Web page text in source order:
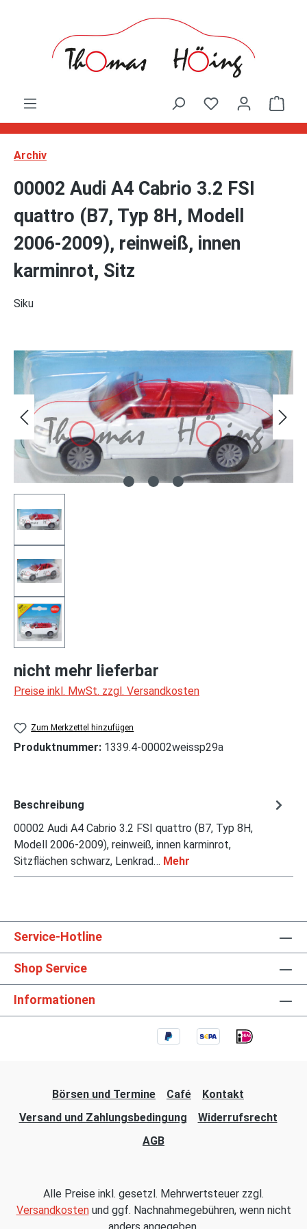
Archiv
00002 Audi A4 Cabrio 3.2 FSI
quattro (B7, Typ 8H, Modell
2006-2009), reinweiß, innen
karminrot, Sitz
Siku
nicht mehr lieferbar
Preise inkl. MwSt. zzgl. Versandkosten
Zum Merkzettel hinzufügen
Produktnummer: 1339.4-00002weissp29a
Beschreibung
00002 Audi A4 Cabrio 3.2 FSI quattro (B7, Typ 8H,
Modell 2006-2009), reinweiß, innen karminrot,
Sitzflächen schwarz, Lenkrad… Mehr
Service-Hotline
Shop Service
Informationen
Börsen und Termine Café
Kontakt
Versand und Zahlungsbedingung
Widerrufsrecht
AGB
Alle Preise inkl. gesetzl. Mehrwertsteuer zzgl.
Versandkostenund ggf. Nachnahmegebühren, wenn nicht